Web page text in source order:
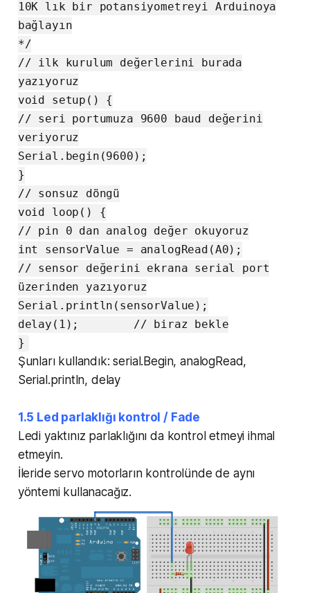
10K lık bir potansiyometreyi Arduinoya
bağlayın
*/
// ilk kurulum değerlerini burada
yazıyoruz
void setup() {
// seri portumuza 9600 baud değerini
veriyoruz
Serial.begin(9600);
}
// sonsuz döngü
void loop() {
// pin 0 dan analog değer okuyoruz
int sensorValue = analogRead(A0);
// sensor değerini ekrana serial port
üzerinden yazıyoruz
Serial.println(sensorValue);
delay(1); // biraz bekle
}
Şunları kullandık: serial.Begin, analogRead,
Serial.println, delay
1.5 Led parlaklığı kontrol / Fade
Ledi yaktınız parlaklığını da kontrol etmeyi ihmal
etmeyin.
İleride servo motorların kontrolünde de aynı
yöntemi kullanacağız.